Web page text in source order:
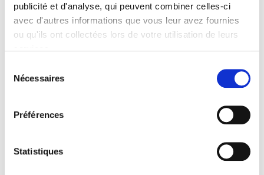
publicité et d'analyse, qui peuvent combiner celles-ci
avec d'autres informations que vous leur avez fournies
ou qu'ils ont collectées lors de votre utilisation de leurs
Nécessaires
Préférences
Statistiques
Computerland devient KEYES, votre partenaire
belge de référence en solutions digitales, alliant
Cette évolution marque une nouvelle étape, avec
personnes de contact habituelles restent les
mêmes et notre helpdesk continue de vous
Formulaire d'inscription